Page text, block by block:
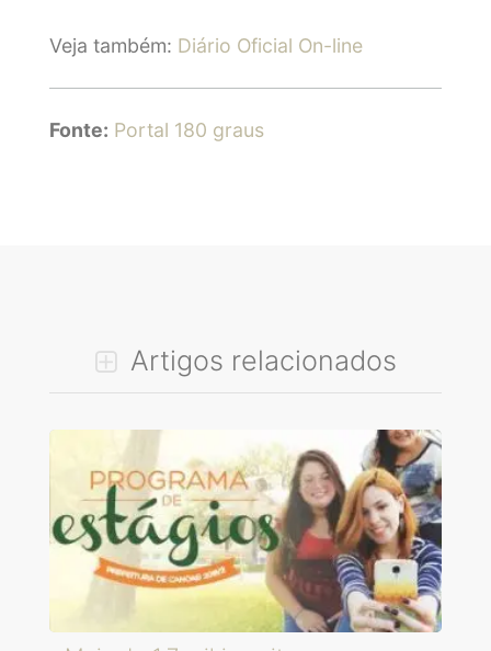
Veja também: Diário Oficial On-line
Fonte: Portal 180 graus
Artigos relacionados